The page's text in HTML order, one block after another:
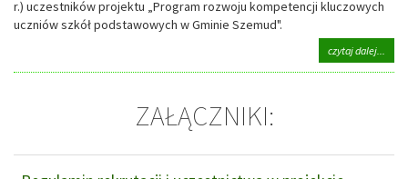
r.) uczestników projektu „Program rozwoju kompetencji kluczowych
uczniów szkół podstawowych w Gminie Szemud".
czytaj dalej...
ZAŁĄCZNIKI: